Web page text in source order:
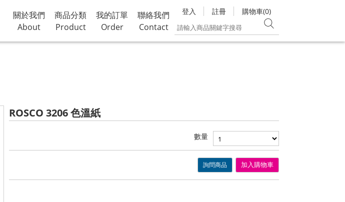
關於我們
About
商品分類
Product
我的訂單
Order
聯絡我們
Contact
登入 註冊 購物車(0)
ROSCO 3206 色溫紙
數量
詢問商品 加入購物車